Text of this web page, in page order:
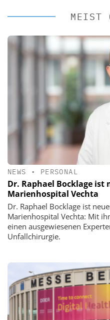
MEIST
NEWS • PERSONAL
Dr. Raphael Bocklage ist
Marienhospital Vechta
Dr. Raphael Bocklage ist
Marienhospital Vechta: Mit
einen ausgewiesenen
Unfallchirurgie.